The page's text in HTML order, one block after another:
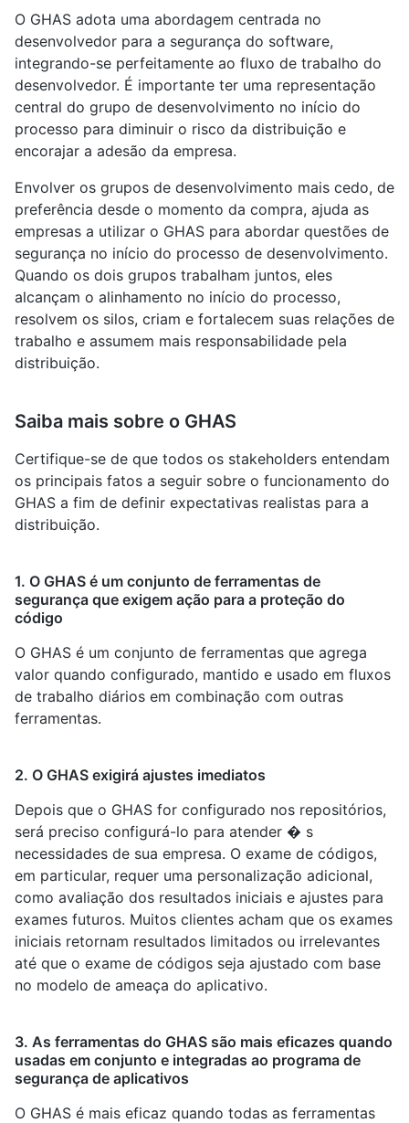
O GHAS adota uma abordagem centrada no
desenvolvedor para a segurança do software,
integrando-se perfeitamente ao fluxo de trabalho do
desenvolvedor. É importante ter uma representação
central do grupo de desenvolvimento no início do
processo para diminuir o risco da distribuição e
encorajar a adesão da empresa.
Envolver os grupos de desenvolvimento mais cedo, de
preferência desde o momento da compra, ajuda as
empresas a utilizar o GHAS para abordar questões de
segurança no início do processo de desenvolvimento.
Quando os dois grupos trabalham juntos, eles
alcançam o alinhamento no início do processo,
resolvem os silos, criam e fortalecem suas relações de
trabalho e assumem mais responsabilidade pela
distribuição.
Saiba mais sobre o GHAS
Certifique-se de que todos os stakeholders entendam
os principais fatos a seguir sobre o funcionamento do
GHAS a fim de definir expectativas realistas para a
distribuição.
1. O GHAS é um conjunto de ferramentas de
segurança que exigem ação para a proteção do
código
O GHAS é um conjunto de ferramentas que agrega
valor quando configurado, mantido e usado em fluxos
de trabalho diários em combinação com outras
ferramentas.
2. O GHAS exigirá ajustes imediatos
Depois que o GHAS for configurado nos repositórios,
será preciso configurá-lo para atender � s
necessidades de sua empresa. O exame de códigos,
em particular, requer uma personalização adicional,
como avaliação dos resultados iniciais e ajustes para
exames futuros. Muitos clientes acham que os exames
iniciais retornam resultados limitados ou irrelevantes
até que o exame de códigos seja ajustado com base
no modelo de ameaça do aplicativo.
3. As ferramentas do GHAS são mais eficazes quando
usadas em conjunto e integradas ao programa de
segurança de aplicativos
O GHAS é mais eficaz quando todas as ferramentas